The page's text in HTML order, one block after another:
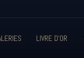
LIVRE D'OR